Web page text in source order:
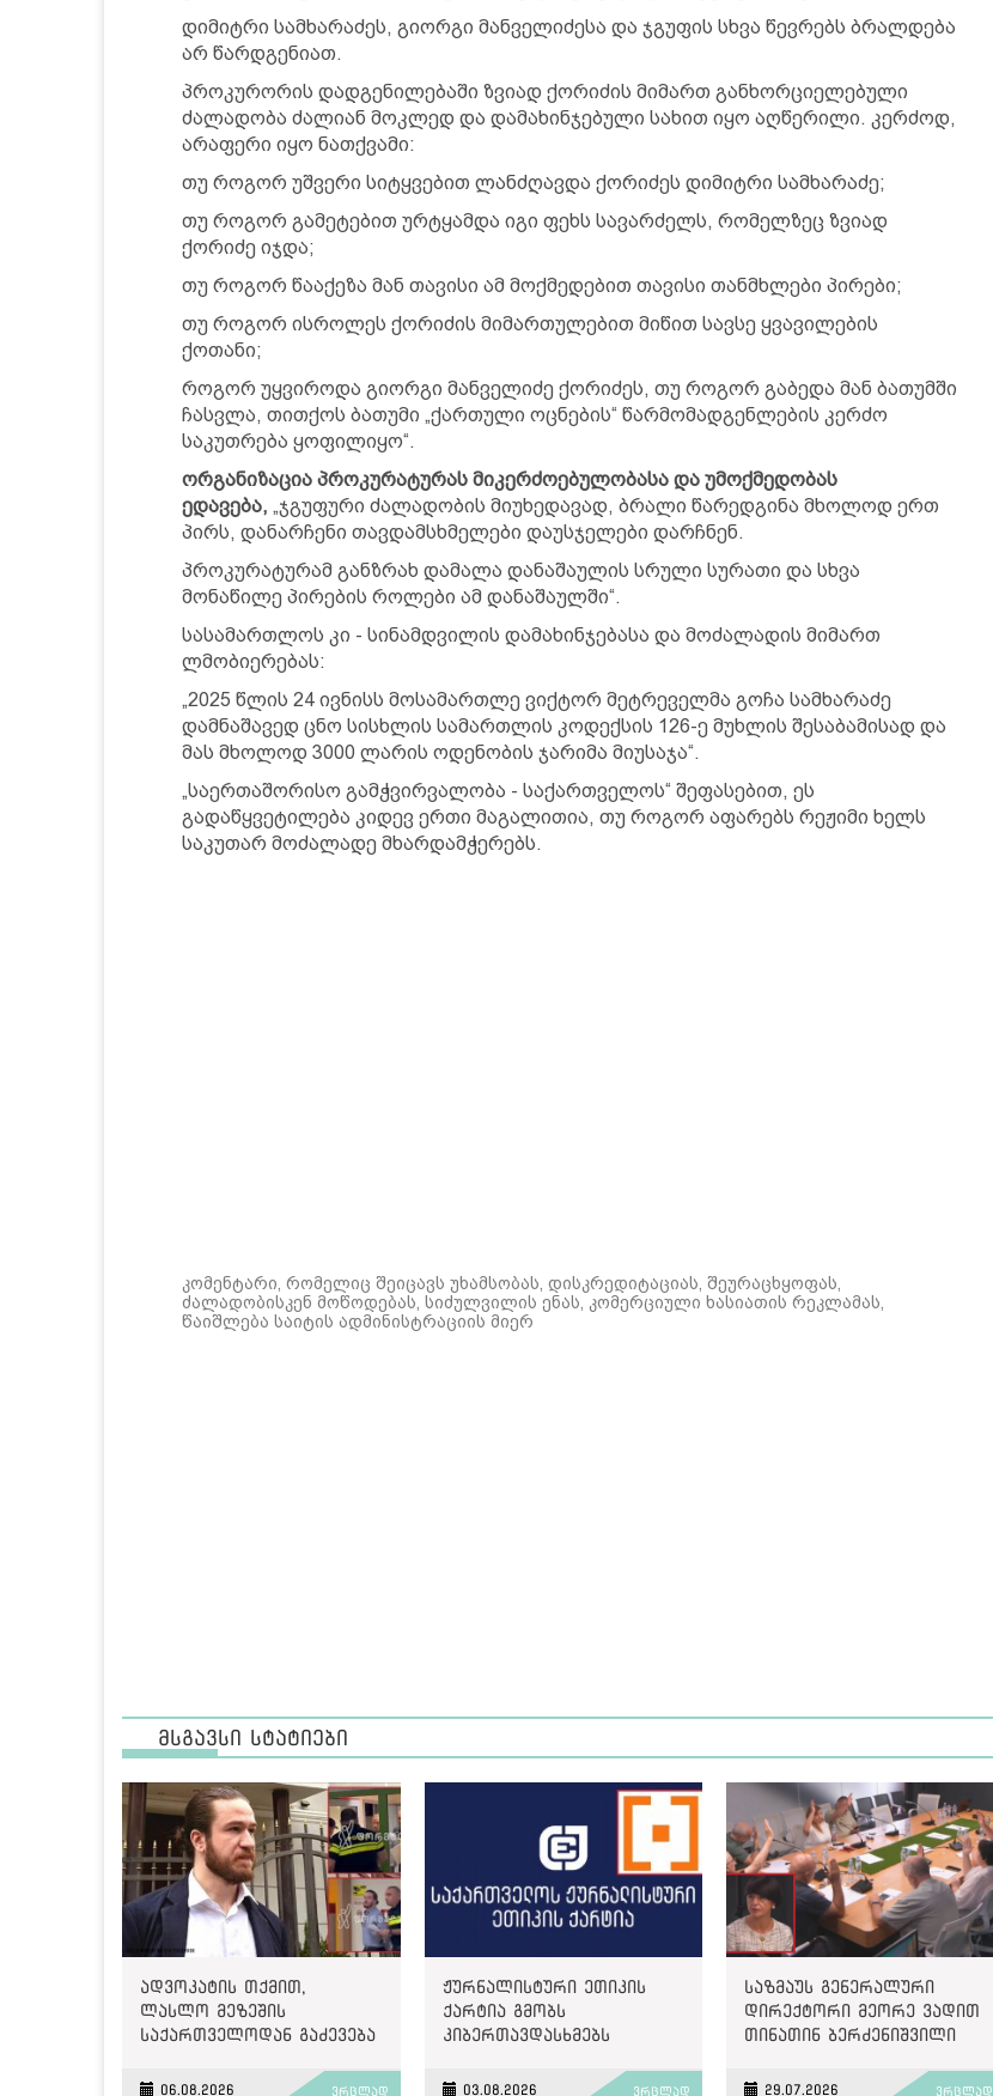
დიმიტრი სამხარაძეს, გიორგი მანველიძესა და ჯგუფის სხვა წევრებს ბრალდება
არ წარდგენიათ.
პროკურორის დადგენილებაში ზვიად ქორიძის მიმართ განხორციელებული
ძალადობა ძალიან მოკლედ და დამახინჯებული სახით იყო აღწერილი. კერძოდ,
არაფერი იყო ნათქვამი:
თუ როგორ უშვერი სიტყვებით ლანძღავდა ქორიძეს დიმიტრი სამხარაძე;
თუ როგორ გამეტებით ურტყამდა იგი ფეხს სავარძელს, რომელზეც ზვიად
ქორიძე იჯდა;
თუ როგორ წააქეზა მან თავისი ამ მოქმედებით თავისი თანმხლები პირები;
თუ როგორ ისროლეს ქორიძის მიმართულებით მიწით სავსე ყვავილების
ქოთანი;
როგორ უყვიროდა გიორგი მანველიძე ქორიძეს, თუ როგორ გაბედა მან ბათუმში
ჩასვლა, თითქოს ბათუმი „ქართული ოცნების“ წარმომადგენლების კერძო
საკუთრება ყოფილიყო“.
ორგანიზაცია პროკურატურას მიკერძოებულობასა და უმოქმედობას
ედავება, „ჯგუფური ძალადობის მიუხედავად, ბრალი წარედგინა მხოლოდ ერთ
პირს, დანარჩენი თავდამსხმელები დაუსჯელები დარჩნენ.
პროკურატურამ განზრახ დამალა დანაშაულის სრული სურათი და სხვა
მონაწილე პირების როლები ამ დანაშაულში“.
სასამართლოს კი - სინამდვილის დამახინჯებასა და მოძალადის მიმართ
ლმობიერებას:
„2025 წლის 24 ივნისს მოსამართლე ვიქტორ მეტრეველმა გოჩა სამხარაძე
დამნაშავედ ცნო სისხლის სამართლის კოდექსის 126-ე მუხლის შესაბამისად და
მას მხოლოდ 3000 ლარის ოდენობის ჯარიმა მიუსაჯა“.
„საერთაშორისო გამჭვირვალობა - საქართველოს“ შეფასებით, ეს
გადაწყვეტილება კიდევ ერთი მაგალითია, თუ როგორ აფარებს რეჟიმი ხელს
საკუთარ მოძალადე მხარდამჭერებს.
კომენტარი, რომელიც შეიცავს უხამსობას, დისკრედიტაციას, შეურაცხყოფას,
ძალადობისკენ მოწოდებას, სიძულვილის ენას, კომერციული ხასიათის რეკლამას,
წაიშლება საიტის ადმინისტრაციის მიერ
მსგავსი სტატიები
ადვოკატის თქმით,
ლასლო მეზეშის
საქართველოდან გაძევება
06.08.2026 ვრცლად
ჟურნალისტური ეთიკის
ქარტია გმობს
კიბერთავდასხმებს
03.08.2026 ვრცლად
საზმაუს გენერალური
დირექტორი მეორე ვადით
თინათინ ბერძენიშვილი
29.07.2026 ვრცლად